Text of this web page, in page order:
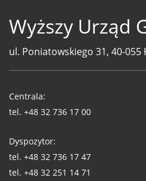
Wyższy Urząd
ul. Poniatowskiego 31, 40-055
Telefony
WUG
Centrala:
tel. +48 32 736 17 00
Dyspozytor:
tel. +48 32 736 17 47
tel. +48 32 251 14 71